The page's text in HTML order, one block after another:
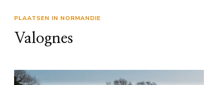
PLAATSEN IN NORMANDIE
Valognes